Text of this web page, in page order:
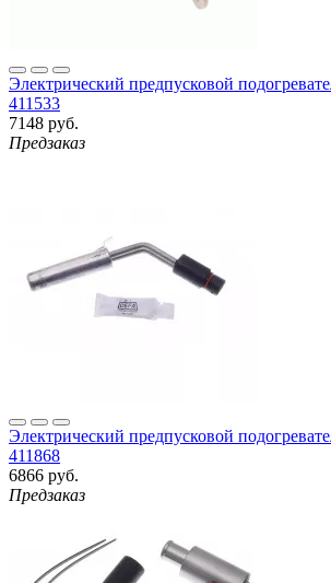
Электрический предпусковой
411533
7148 руб.
Предзаказ
Электрический предпусковой
411868
6866 руб.
Предзаказ